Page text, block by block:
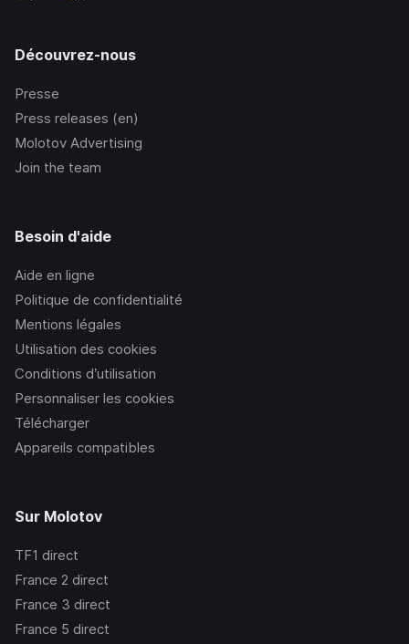
Découvrez-nous
Presse
Press releases (en)
Molotov Advertising
Join the team
Besoin d'aide
Aide en ligne
Politique de confidentialité
Mentions légales
Utilisation des cookies
Conditions d’utilisation
Personnaliser les cookies
Télécharger
Appareils compatibles
Sur Molotov
TF1 direct
France 2 direct
France 3 direct
France 5 direct